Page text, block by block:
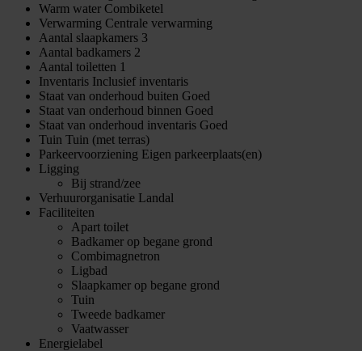
Warm water Combiketel
Verwarming Centrale verwarming
Aantal slaapkamers 3
Aantal badkamers 2
Aantal toiletten 1
Inventaris Inclusief inventaris
Staat van onderhoud buiten Goed
Staat van onderhoud binnen Goed
Staat van onderhoud inventaris Goed
Tuin Tuin (met terras)
Parkeervoorziening Eigen parkeerplaats(en)
Ligging
Bij strand/zee
Verhuurorganisatie Landal
Faciliteiten
Apart toilet
Badkamer op begane grond
Combimagnetron
Ligbad
Slaapkamer op begane grond
Tuin
Tweede badkamer
Vaatwasser
Energielabel